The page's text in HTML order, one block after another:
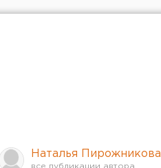
Наталья Пирожникова